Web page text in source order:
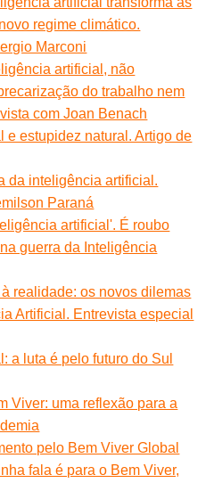
regime climático.
Marconi
artificial, não
do trabalho nem
com Joan Benach
e estupidez natural. Artigo de
da inteligência artificial.
Paraná
artificial'. É roubo
guerra da Inteligência
realidade: os novos dilemas
Artificial. Entrevista especial
a luta é pelo futuro do Sul
Viver: uma reflexão para a
pelo Bem Viver Global
fala é para o Bem Viver,